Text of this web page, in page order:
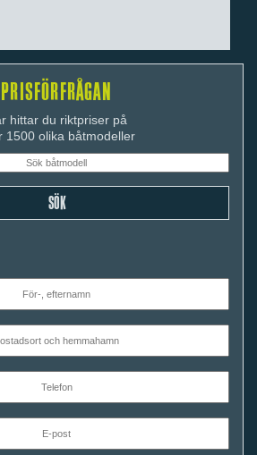
PRISFÖRFRÅGAN
hittar du riktpriser på
1500 olika båtmodeller